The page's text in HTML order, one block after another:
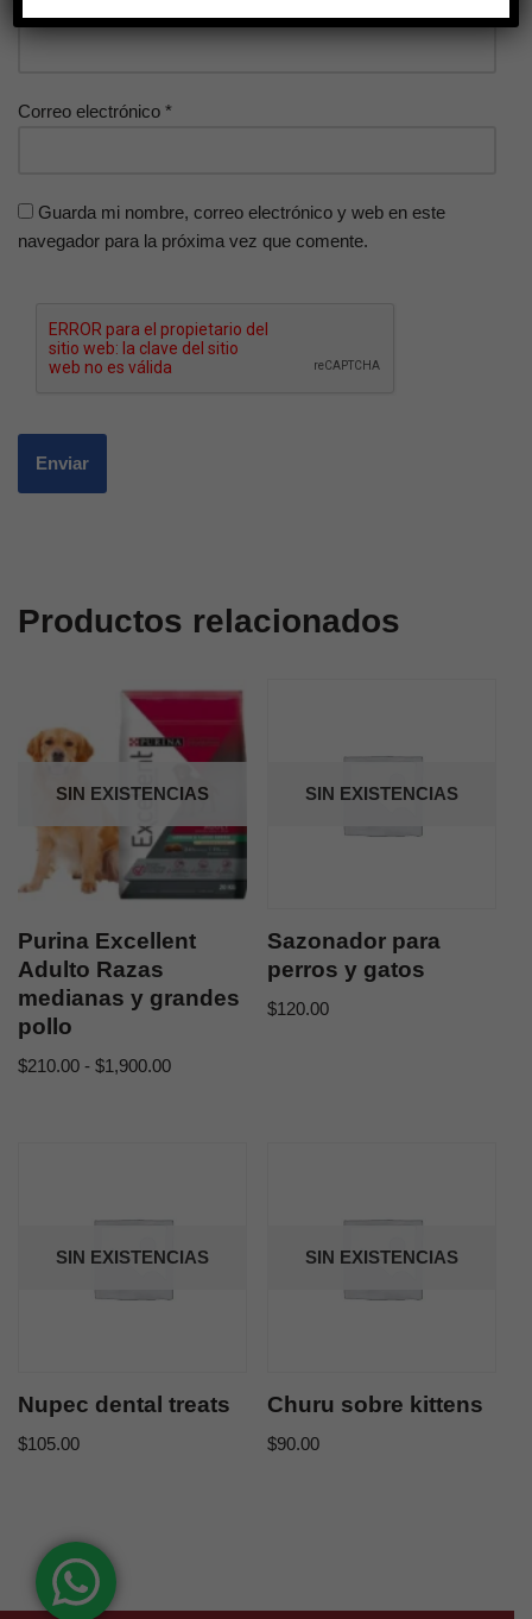
Correo electrónico *
Guarda mi nombre, correo electrónico y web en este
navegador para la próxima vez que comente.
Productos relacionados
SIN EXISTENCIAS
Purina Excellent
Adulto Razas
medianas y grandes
pollo
$210.00 - $1,900.00
SIN EXISTENCIAS
Sazonador para
perros y gatos
$120.00
SIN EXISTENCIAS
Nupec dental treats
$105.00
SIN EXISTENCIAS
Churu sobre kittens
$90.00